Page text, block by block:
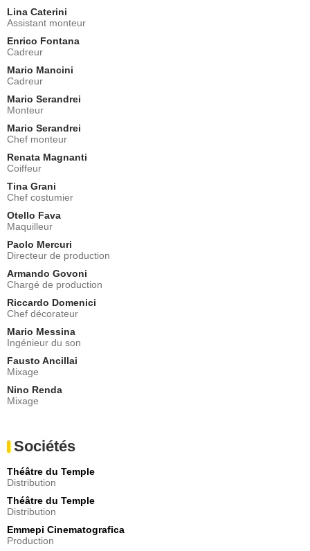
Lina Caterini
Assistant monteur
Enrico Fontana
Cadreur
Mario Mancini
Cadreur
Mario Serandrei
Monteur
Mario Serandrei
Chef monteur
Renata Magnanti
Coiffeur
Tina Grani
Chef costumier
Otello Fava
Maquilleur
Paolo Mercuri
Directeur de production
Armando Govoni
Chargé de production
Riccardo Domenici
Chef décorateur
Mario Messina
Ingénieur du son
Fausto Ancillai
Mixage
Nino Renda
Mixage
Sociétés
Théâtre du Temple
Distribution
Théâtre du Temple
Distribution
Emmepi Cinematografica
Production